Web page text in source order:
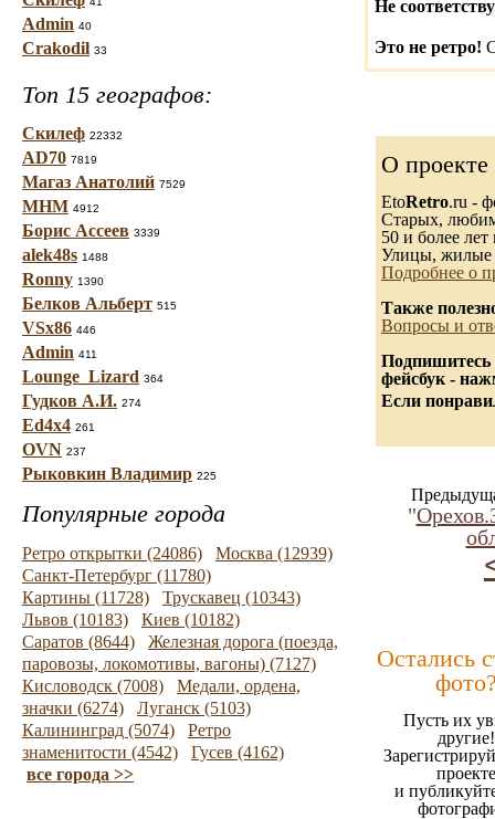
Admin 40
Crakodil 33
Топ 15 географов:
Скилеф 22332
AD70 7819
Магаз Анатолий 7529
МНМ 4912
Борис Ассеев 3339
alek48s 1488
Ronny 1390
Белков Альберт 515
VSx86 446
Admin 411
Lounge_Lizard 364
Гудков А.И. 274
Ed4x4 261
OVN 237
Рыковкин Владимир 225
Популярные города
Ретро открытки (24086)
Москва (12939)
Санкт-Петербург (11780)
Картины (11728)
Трускавец (10343)
Львов (10183)
Киев (10182)
Саратов (8644)
Железная дорога (поезда,
паровозы, локомотивы, вагоны) (7127)
Кисловодск (7008)
Медали, ордена,
значки (6274)
Луганск (5103)
Калининград (5074)
Ретро
знаменитости (4542)
Гусев (4162)
все города >>
Не
Это не ретро!
О проекте
EtoRetro.ru -
Старых,
50 и более лет
Улицы, жилые
Подробнее о
Также
Вопросы и
Подпишитесь
фейсбук -
Если
"
Остались
Пусть их
другие!
проекте
и